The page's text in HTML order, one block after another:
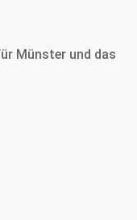
Münster und das